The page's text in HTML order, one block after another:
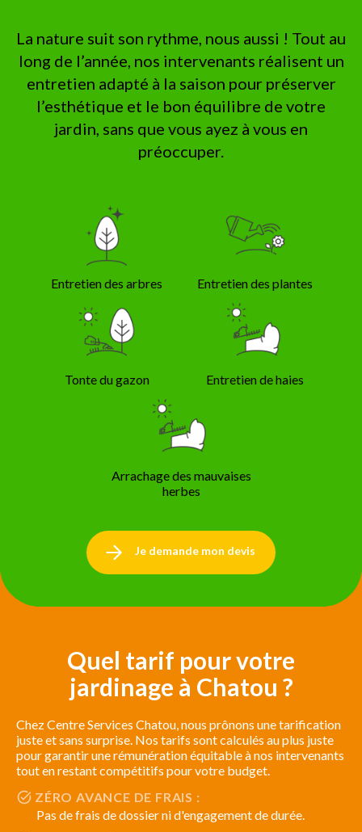
La nature suit son rythme, nous aussi ! Tout au
long de l’année, nos intervenants réalisent un
entretien adapté à la saison pour préserver
l’esthétique et le bon équilibre de votre
jardin, sans que vous ayez à vous en
préoccuper.
Entretien des arbres Entretien des plantes
Tonte du gazon Entretien de haies
Arrachage des mauvaises
herbes
Je demande mon devis
Quel tarif pour votre
jardinage à Chatou ?
Chez Centre Services Chatou, nous prônons une tarification
juste et sans surprise. Nos tarifs sont calculés au plus juste
pour garantir une rémunération équitable à nos intervenants
tout en restant compétitifs pour votre budget.
ZÉRO AVANCE DE FRAIS :
Pas de frais de dossier ni d'engagement de durée.